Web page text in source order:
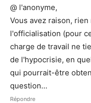
@ l'anonyme,
Vous avez raison,
l'officialisation (pour
charge de travail ne
de l'hypocrisie, en
qui pourrait-être
question…
Répondre